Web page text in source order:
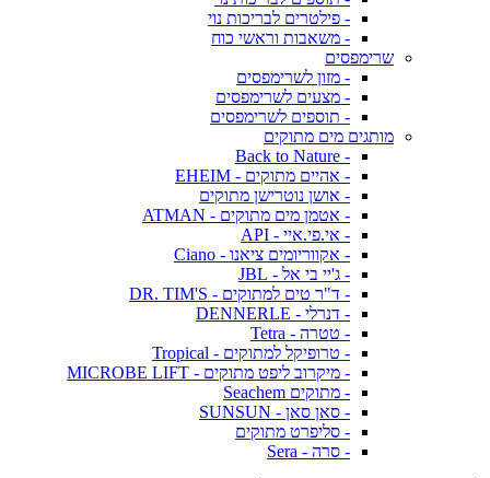
- פילטרים לבריכות נוי
- משאבות וראשי כוח
שרימפסים
- מזון לשרימפסים
- מצעים לשרימפסים
- תוספים לשרימפסים
מותגים מים מתוקים
- Back to Nature
- אהיים מתוקים - EHEIM
- אושן נוטרישן מתוקים
- אטמן מים מתוקים - ATMAN
- אי.פי.איי - API
- אקווריומים ציאנו - Ciano
- ג'יי בי אל - JBL
- ד"ר טים למתוקים - DR. TIM'S
- דנרלי - DENNERLE
- טטרה - Tetra
- טרופיקל למתוקים - Tropical
- מיקרוב ליפט מתוקים - MICROBE LIFT
- מתוקים Seachem
- סאן סאן - SUNSUN
- סליפרט מתוקים
- סרה - Sera